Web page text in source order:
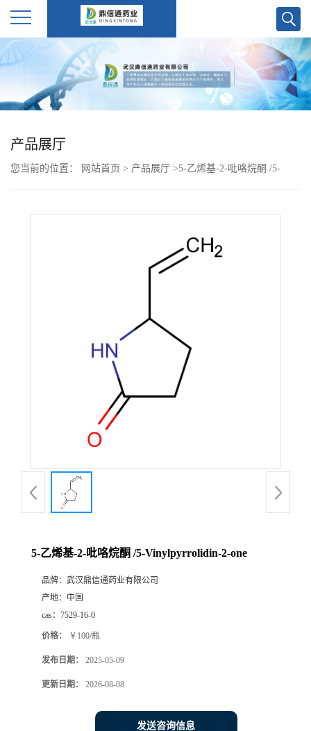
公
产
产品展厅
您当前的位置： 网站首页 > 产品展厅 >5-乙烯基-2-吡咯烷酮 /5-
5-乙烯基-2-吡咯烷酮 /5-Vinylpyrrolidin-2-one
品牌： 武汉鼎信通药业有限公司
产地： 中国
cas： 7529-16-0
价格： ￥100/瓶
发布日期： 2025-05-09
更新日期： 2026-08-08
发送咨询信息